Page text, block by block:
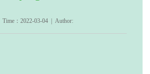
Time：2022-03-04 | Author: